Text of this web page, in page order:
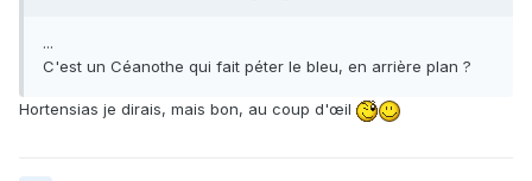
...
C'est un Céanothe qui fait péter le bleu, en arrière plan ?
Hortensias je dirais, mais bon, au coup d'œil